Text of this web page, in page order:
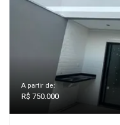
A partir de:
R$ 750.000